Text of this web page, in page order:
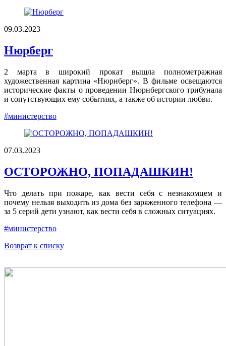
09.03.2023
Нюрберг
2 марта в широкий прокат вышла полнометражная
художественная картина «Нюрнберг». В фильме освещаются
исторические факты о проведении Нюрнбергского трибунала
и сопутствующих ему событиях, а также об истории любви.
#министерство
07.03.2023
ОСТОРОЖНО, ПОПАДАШКИН!
Что делать при пожаре, как вести себя с незнакомцем и
почему нельзя выходить из дома без заряженного телефона —
за 5 серий дети узнают, как вести себя в сложных ситуациях.
#министерство
Возврат к списку